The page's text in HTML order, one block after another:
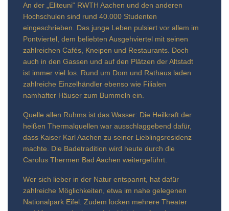
An der „Eliteuni“ RWTH Aachen und den anderen
Hochschulen sind rund 40.000 Studenten
eingeschrieben. Das junge Leben pulsiert vor allem im
Pontviertel, dem beliebten Ausgehviertel mit seinen
zahlreichen Cafés, Kneipen und Restaurants. Doch
auch in den Gassen und auf den Plätzen der Altstadt
ist immer viel los. Rund um Dom und Rathaus laden
zahlreiche Einzelhändler ebenso wie Filialen
namhafter Häuser zum Bummeln ein.
Quelle allen Ruhms ist das Wasser: Die Heilkraft der
heißen Thermalquellen war ausschlaggebend dafür,
dass Kaiser Karl Aachen zu seiner Lieblingsresidenz
machte. Die Badetradition wird heute durch die
Carolus Thermen Bad Aachen weitergeführt.
Wer sich lieber in der Natur entspannt, hat dafür
zahlreiche Möglichkeiten, etwa im nahe gelegenen
Nationalpark Eifel. Zudem locken mehrere Theater